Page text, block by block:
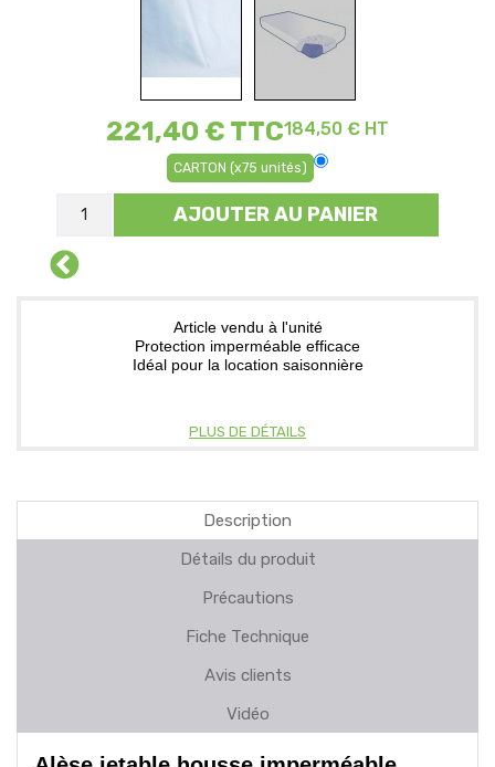
221,40 € TTC184,50 € HT
CARTON (x75 unités)
AJOUTER AU PANIER
Article vendu à l'unité
Protection imperméable efficace
Idéal pour la location saisonnière
PLUS DE DÉTAILS
Description
Détails du produit
Précautions
Fiche Technique
Avis clients
Vidéo